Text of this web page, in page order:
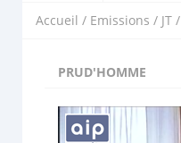
Accueil / Emissions / JT /
PRUD'HOMME